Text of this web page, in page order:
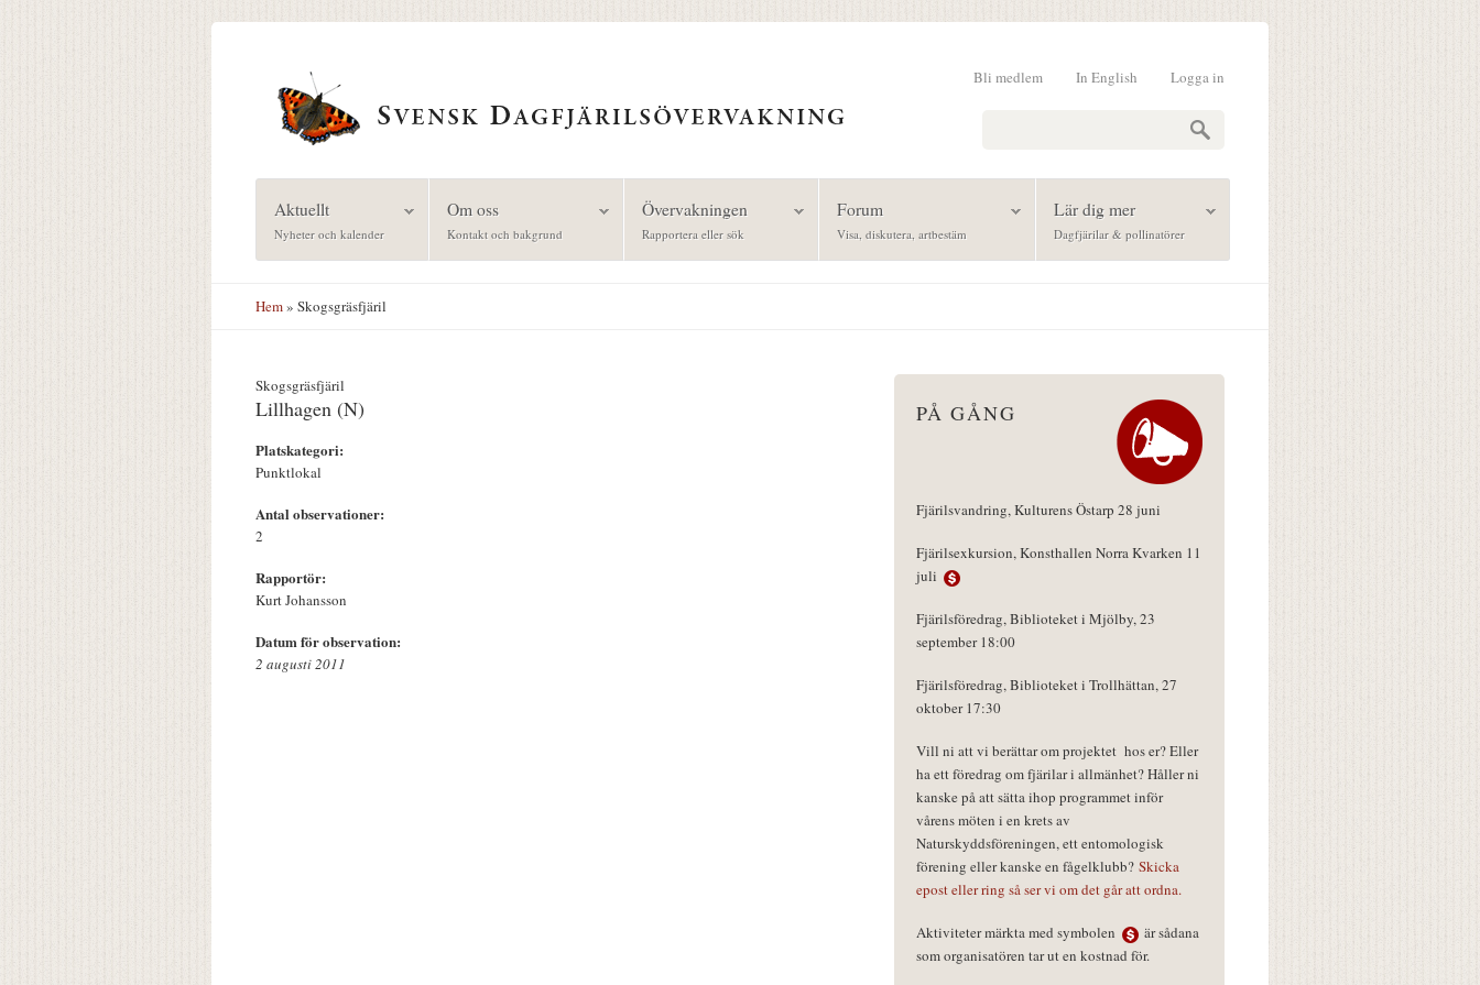
Logga in
In English
Bli medlem
Aktuellt
Nyheter och kalender
Om oss
Kontakt och bakgrund
Övervakningen
Rapportera eller sök
Forum
Visa, diskutera, artbestäm
Lär dig mer
Dagfjärilar & pollinatörer
Hem» Skogsgräsfjäril
Skogsgräsfjäril
Lillhagen (N)
Platskategori:
Punktlokal
Antal observationer:
2
Rapportör:
Kurt Johansson
Datum för observation:
2 augusti 2011
PÅ GÅNG
Fjärilsvandring, Kulturens Östarp 28 juni
Fjärilsexkursion, Konsthallen Norra Kvarken 11
juli
Fjärilsföredrag, Biblioteket i Mjölby, 23
september 18:00
Fjärilsföredrag, Biblioteket i Trollhättan, 27
oktober 17:30
Vill ni att vi berättar om projektet hos er? Eller
ha ett föredrag om fjärilar i allmänhet? Håller ni
kanske på att sätta ihop programmet inför
vårens möten i en krets av
Naturskyddsföreningen, ett entomologisk
förening eller kanske en fågelklubb? Skicka
epost eller ring så ser vi om det går att ordna.
Aktiviteter märkta med symbolen
är sådana
som organisatören tar ut en kostnad för.